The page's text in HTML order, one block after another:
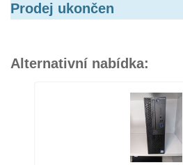
Prodej ukončen
Alternativní nabídka: